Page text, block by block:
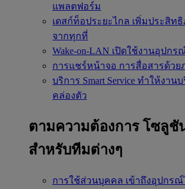
แพลตฟอร์ม
เดสก์ท็อประยะไกล เพิ่มประสิท
จากทุกที่
Wake-on-LAN เปิดใช้งานอุปกร
การแชร์หน้าจอ การสื่อสารด้วย
บริการ Smart Service ทำให้งาน
คล่องตัว
ตามความต้องการ โซลูชั
สำหรับทีมต่างๆ
การใช้ส่วนบุคคล เข้าถึงอุปกร